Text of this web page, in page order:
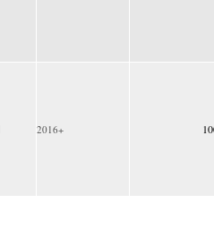
2016+